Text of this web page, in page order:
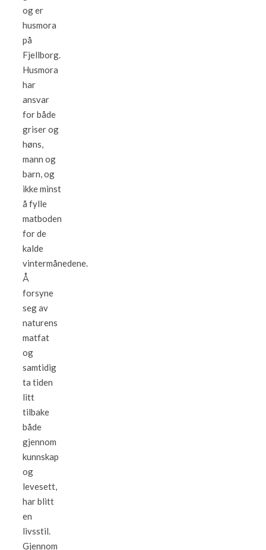
og er
husmora
på
Fjellborg.
Husmora
har
ansvar
for både
griser og
høns,
mann og
barn, og
ikke minst
å fylle
matboden
for de
kalde
vintermånedene.
Å
forsyne
seg av
naturens
matfat
og
samtidig
ta tiden
litt
tilbake
både
gjennom
kunnskap
og
levesett,
har blitt
en
livsstil.
Gjennom